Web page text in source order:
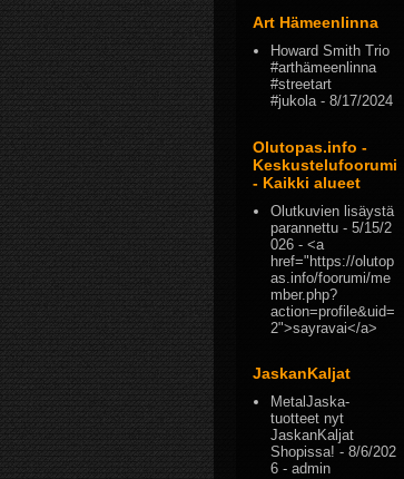
Art Hämeenlinna
Howard Smith Trio
#arthämeenlinna
#streetart
#jukola- 8/17/2024
Olutopas.info -
Keskustelufoorumi
- Kaikki alueet
Olutkuvien lisäystä
parannettu - 5/15/2
026 - <a
href="https://olutop
as.info/foorumi/me
mber.php?
action=profile&uid=
2">sayravai</a>
JaskanKaljat
MetalJaska-
tuotteet nyt
JaskanKaljat
Shopissa! - 8/6/202
6 - admin